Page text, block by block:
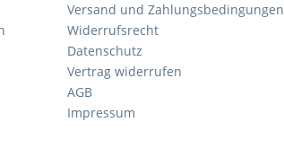
Versand und Zahlungsbedingungen
Widerrufsrecht
Datenschutz
Vertrag widerrufen
AGB
Impressum